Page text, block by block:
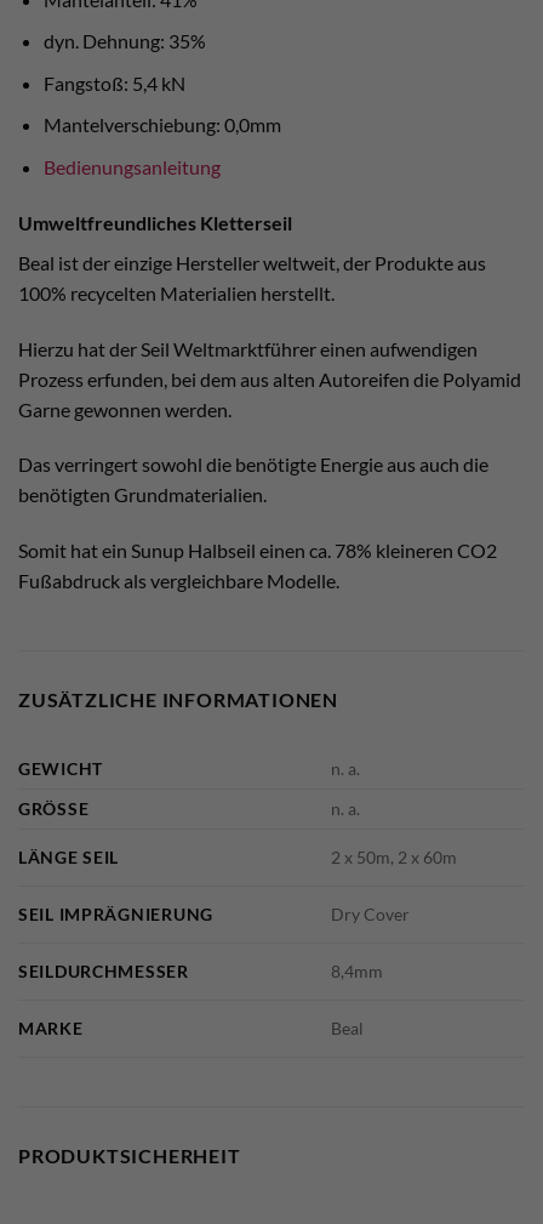
dyn. Dehnung: 35%
Fangstoß: 5,4 kN
Mantelverschiebung: 0,0mm
Bedienungsanleitung
Umweltfreundliches Kletterseil
Beal ist der einzige Hersteller weltweit, der Produkte aus
100% recycelten Materialien herstellt.
Hierzu hat der Seil Weltmarktführer einen aufwendigen
Prozess erfunden, bei dem aus alten Autoreifen die Polyamid
Garne gewonnen werden.
Das verringert sowohl die benötigte Energie aus auch die
benötigten Grundmaterialien.
Somit hat ein Sunup Halbseil einen ca. 78% kleineren CO2
Fußabdruck als vergleichbare Modelle.
ZUSÄTZLICHE INFORMATIONEN
GEWICHT
n. a.
GRÖSSE
n. a.
LÄNGE SEIL 2 x 50m, 2 x 60m
SEIL IMPRÄGNIERUNG Dry Cover
SEILDURCHMESSER 8,4mm
MARKE Beal
PRODUKTSICHERHEIT